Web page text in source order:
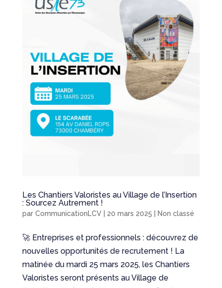
Les Chantiers Valoristes au Village de l’Insertion
: Sourcez Autrement !
par CommunicationLCV| 20 mars 2025 Non classé
🚀 Entreprises et professionnels : découvrez de
nouvelles opportunités de recrutement ! La
matinée du mardi 25 mars 2025, les Chantiers
Valoristes seront présents au Village de